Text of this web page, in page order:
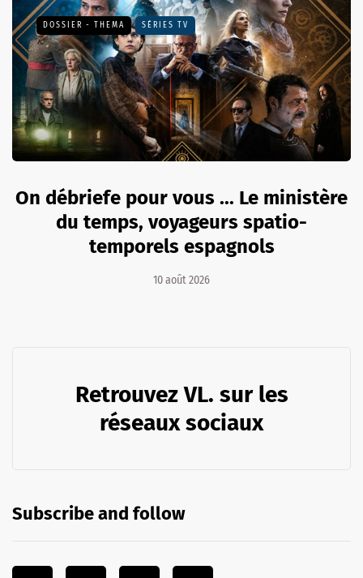
DOSSIER - THEMA SÉRIES TV
On débriefe pour vous ... Le ministère
du temps, voyageurs spatio-
temporels espagnols
10 août 2026
Retrouvez VL. sur les
réseaux sociaux
Subscribe and follow